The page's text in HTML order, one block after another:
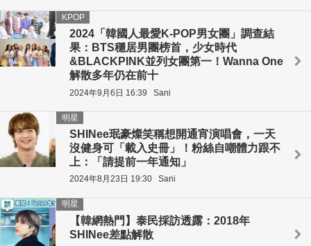
2024「韓國人最愛K-POP男女團」調查結
果：BTS穩居男團榜首，少女時代
&BLACKPINK並列女團第一！Wanna One
解散多年仍在前十
KPOP
2024年9月6日 16:39 Sani
SHINee珉豪燦笑稱想開通宵演唱會，一天
沒健身可「載入史冊」！粉絲自嘲體力跟不
上：「請提前一年通知」
明星
2024年8月23日 19:30 Sani
【韓網熱門】泰民採訪透露：2018年
SHINee差點解散
明星